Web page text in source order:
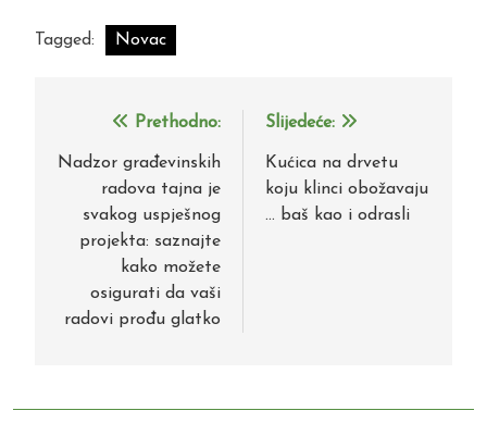
Tagged: Novac
Navigacija
objava
Prethodno:
Nadzor građevinskih
radova tajna je
svakog uspješnog
projekta: saznajte
kako možete
osigurati da vaši
radovi prođu glatko
Slijedeće:
Kućica na drvetu
koju klinci obožavaju
… baš kao i odrasli